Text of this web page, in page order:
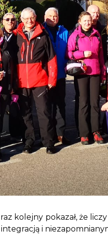
kolejny pokazał, że
i